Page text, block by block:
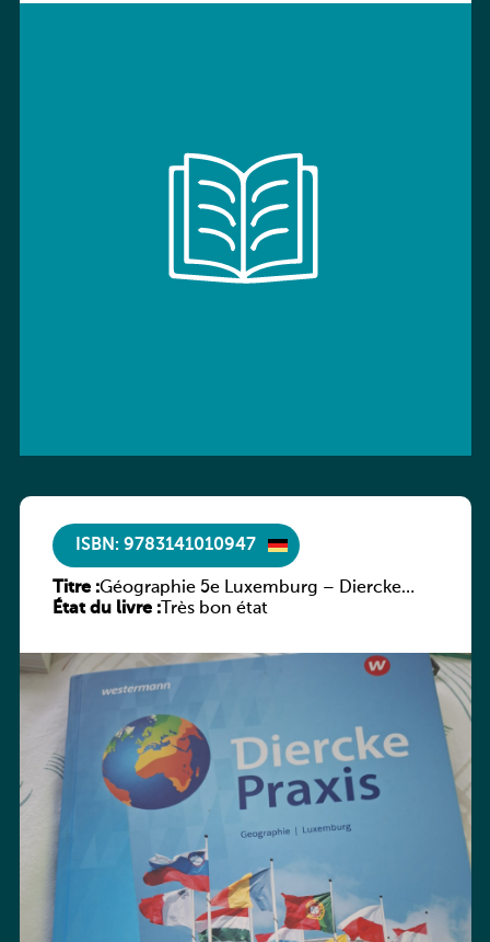
ISBN: 9783141010947
Titre :Géographie 5e Luxemburg – Diercke
Praxis
État du livre :Très bon état